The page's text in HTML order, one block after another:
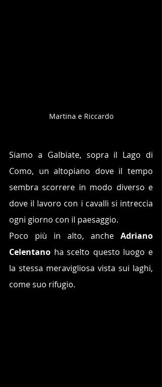
Martina e Riccardo
Siamo a Galbiate, sopra il Lago di
Como, un altopiano dove il tempo
sembra scorrere in modo diverso e
dove il lavoro con i cavalli si intreccia
ogni giorno con il paesaggio.
Poco più in alto, anche Adriano
Celentano ha scelto questo luogo e
la stessa meravigliosa vista sui laghi,
come suo rifugio.